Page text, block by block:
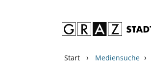
Start › Mediensuche ›